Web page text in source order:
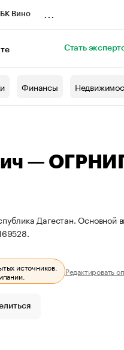
Вино
Стать
Финансы
—
Дагестан. Основной
источников.
Редактировать